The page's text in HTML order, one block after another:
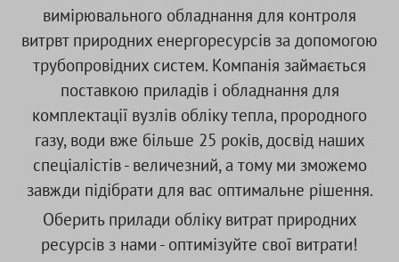
вимірювального обладнання для контроля
витрвт природних енергоресурсів за допомогою
трубопровідних систем. Компанія займається
поставкою приладів і обладнання для
комплектації вузлів обліку тепла, прородного
газу, води вже більше 25 років, досвід наших
спеціалістів - величезний, а тому ми зможемо
завжди підібрати для вас оптимальне рішення.
Оберить прилади обліку витрат природних
ресурсів з нами - оптимізуйте свої витрати!